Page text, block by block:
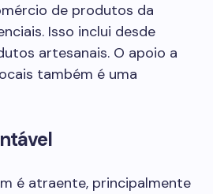
de produtos da
Isso inclui desde
artesanais. O apoio a
também é uma
é atraente, principalmente